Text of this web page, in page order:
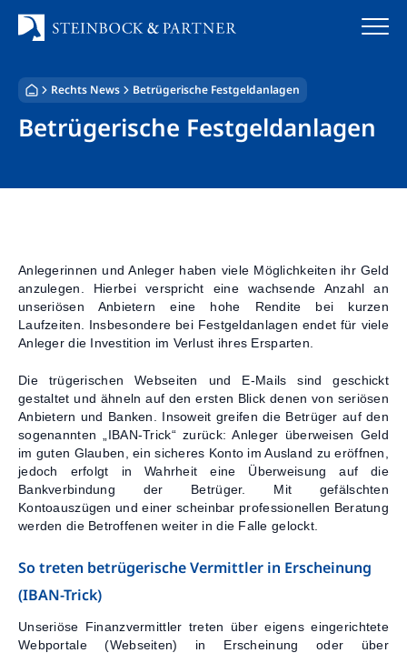
Inhalt
springen
Startseite
Kanzlei
Team
Rechtsgebiete
Steuerberatung
Kontakt
Rechts News Betrügerische Festgeldanlagen
Betrügerische Festgeldanlagen
Anlegerinnen und Anleger haben viele Möglichkeiten ihr Geld
anzulegen. Hierbei verspricht eine wachsende Anzahl an
unseriösen Anbietern eine hohe Rendite bei kurzen
Laufzeiten. Insbesondere bei Festgeldanlagen endet für viele
Anleger die Investition im Verlust ihres Ersparten.
Die trügerischen Webseiten und E-Mails sind geschickt
gestaltet und ähneln auf den ersten Blick denen von seriösen
Anbietern und Banken. Insoweit greifen die Betrüger auf den
sogenannten „IBAN-Trick“ zurück: Anleger überweisen Geld
im guten Glauben, ein sicheres Konto im Ausland zu eröffnen,
jedoch erfolgt in Wahrheit eine Überweisung auf die
Bankverbindung der Betrüger. Mit gefälschten
Kontoauszügen und einer scheinbar professionellen Beratung
werden die Betroffenen weiter in die Falle gelockt.
So treten betrügerische Vermittler in Erscheinung
(IBAN-Trick)
Unseriöse Finanzvermittler treten über eigens eingerichtete
Webportale (Webseiten) in Erscheinung oder über